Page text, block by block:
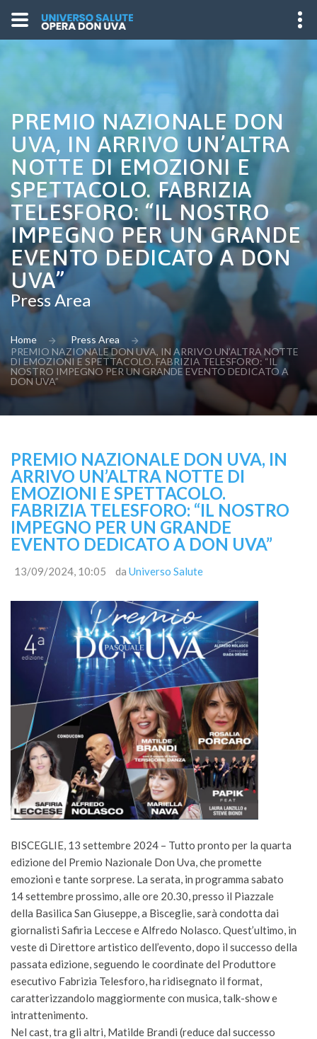
PREMIO NAZIONALE DON
UVA, IN ARRIVO UN’ALTRA
NOTTE DI EMOZIONI E
SPETTACOLO. FABRIZIA
TELESFORO: “IL NOSTRO
IMPEGNO PER UN GRANDE
EVENTO DEDICATO A DON
UVA”
Press Area
Home
Press Area
PREMIO NAZIONALE DON UVA, IN ARRIVO UN’ALTRA NOTTE
DI EMOZIONI E SPETTACOLO. FABRIZIA TELESFORO: “IL
NOSTRO IMPEGNO PER UN GRANDE EVENTO DEDICATO A
DON UVA”
PREMIO NAZIONALE DON UVA, IN
ARRIVO UN’ALTRA NOTTE DI
EMOZIONI E SPETTACOLO.
FABRIZIA TELESFORO: “IL NOSTRO
IMPEGNO PER UN GRANDE
EVENTO DEDICATO A DON UVA”
13/09/2024, 10:05 da Universo Salute
BISCEGLIE, 13 settembre 2024 – Tutto pronto per la quarta
edizione del Premio Nazionale Don Uva, che promette
emozioni e tante sorprese. La serata, in programma sabato
14 settembre prossimo, alle ore 20.30, presso il Piazzale
della Basilica San Giuseppe, a Bisceglie, sarà condotta dai
giornalisti Safiria Leccese e Alfredo Nolasco. Quest’ultimo, in
veste di Direttore artistico dell’evento, dopo il successo della
passata edizione, seguendo le coordinate del Produttore
esecutivo Fabrizia Telesforo, ha ridisegnato il format,
caratterizzandolo maggiormente con musica, talk-show e
intrattenimento.
Nel cast, tra gli altri, Matilde Brandi (reduce dal successo